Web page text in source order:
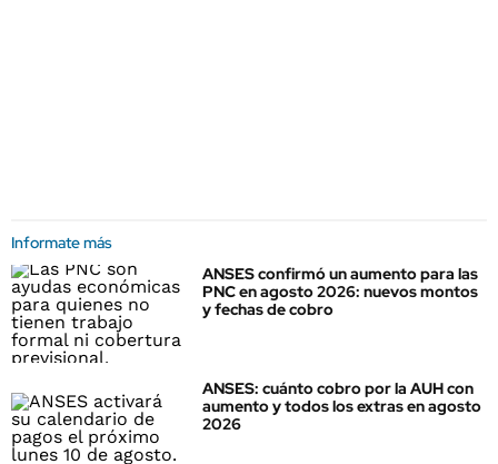
Informate más
ANSES confirmó un aumento para las
PNC en agosto 2026: nuevos montos
y fechas de cobro
ANSES: cuánto cobro por la AUH con
aumento y todos los extras en agosto
2026